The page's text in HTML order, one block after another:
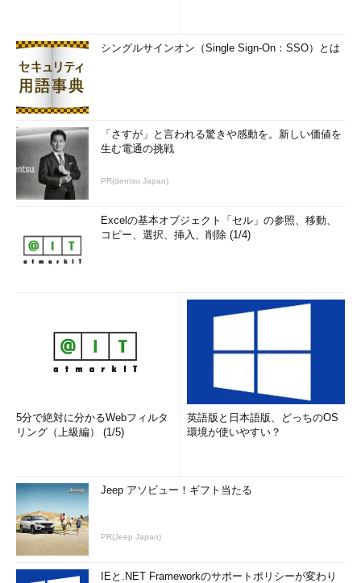
シングルサインオン（Single Sign-On：SSO）とは
「さすが」と言われる驚きや感動を。新しい価値を
生む電通の挑戦
PR(dentsu Japan)
Excelの基本オブジェクト「セル」の参照、移動、
コピー、選択、挿入、削除 (1/4)
5分で絶対に分かるWebフィルタ
リング（上級編） (1/5)
英語版と日本語版、どっちのOS
環境が使いやすい？
Jeep アソビュー！ギフト当たる
PR(Jeep Japan)
IEと.NET Frameworkのサポートポリシーが変わり